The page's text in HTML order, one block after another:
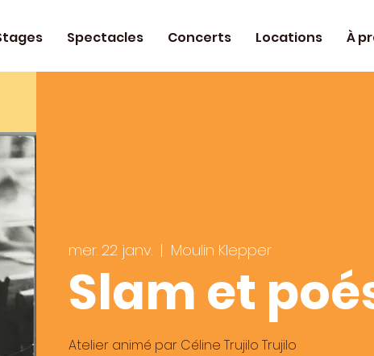
Spectacles Concerts Locations À
mer. 22 janv.
  |
Moulin Klepper
Slam et
Atelier animé par Céline Trujilo Trujilo